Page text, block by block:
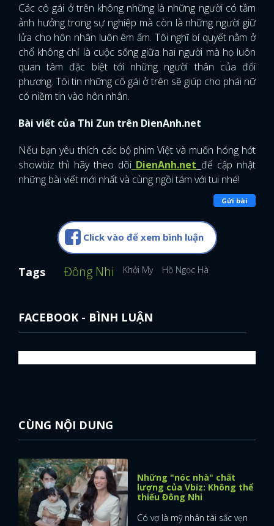
x
ĐĂNG NHẬP
Các cô gái ở trên không những là những người có tầm
ảnh hưởng trong sự nghiệp mà còn là những người giữ
lửa cho hôn nhân luôn êm ấm. Tôi nghĩ bí quyết nằm ở
chổ không chỉ là cuộc sống giữa hai người mà họ luôn
quan tâm đặc biệt tới những người thân của đối
phương. Tôi tin những cô gái ở trên sẽ giúp cho phái nữ
có niềm tin vào hôn nhân.
Bài viết của Thi Zun trên DienAnh.net
Nếu bạn yêu thích các bộ phim Việt và muốn hóng hớt
showbiz thì hãy theo dõi DienAnh.net để cập nhật
những bài viết mới nhất và cùng ngồi tám với tui nhé!
Gửi bài
Click vào để xem bình luận
Tags Đông Nhi Khởi My Hồ Ngọc Hà
FACEBOOK - BÌNH LUẬN
CÙNG NỘI DUNG
Những "nóc nhà" chất
lượng của Vbiz: Không thể
thiếu Đông Nhi
Có vợ là mỹ nhân tài sắc vẹn